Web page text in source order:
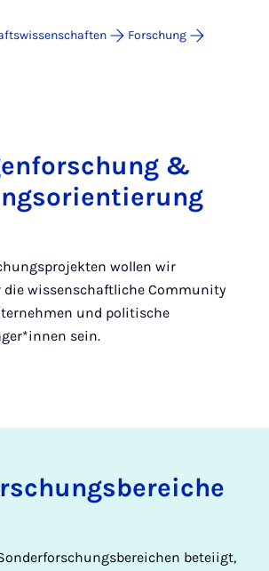
Forschung
&
wollen wir
die wissenschaftliche Community
und politische
sein.
beteiigt,